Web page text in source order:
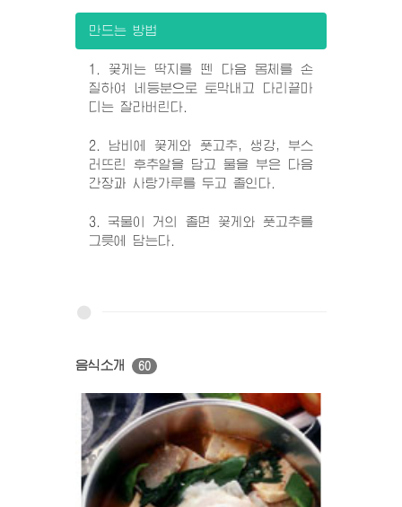
만드는 방법
1. 꽃게는 딱지를 뗀 다음 몸체를 손
질하여 네등분으로 토막내고 다리끝마
디는 잘라버린다.
2. 남비에 꽃게와 풋고추, 생강, 부스
러뜨린 후추알을 담고 물을 부은 다음
간장과 사탕가루를 두고 졸인다.
3. 국물이 거의 졸면 꽃게와 풋고추를
그릇에 담는다.
음식소개 60